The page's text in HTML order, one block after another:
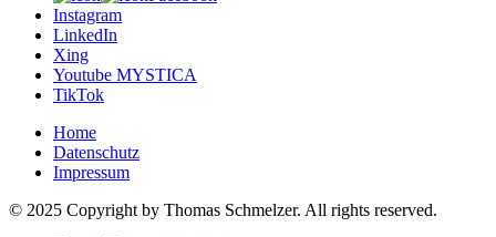
Instagram
LinkedIn
Xing
Youtube MYSTICA
TikTok
Home
Datenschutz
Impressum
© 2025 Copyright by Thomas Schmelzer. All rights reserved.